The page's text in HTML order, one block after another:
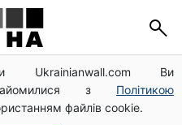
Ukrainianwall.com Ви
з Політикою
файлів cookie.
з вересня: від 2595
отримає
вулиці: водіям